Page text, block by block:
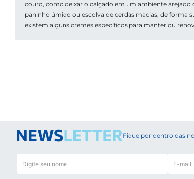
couro, como deixar o calçado em um ambiente
paninho úmido ou escolva de cerdas macias, de forma
existem alguns cremes específicos para manter ou
Fique por dentro das